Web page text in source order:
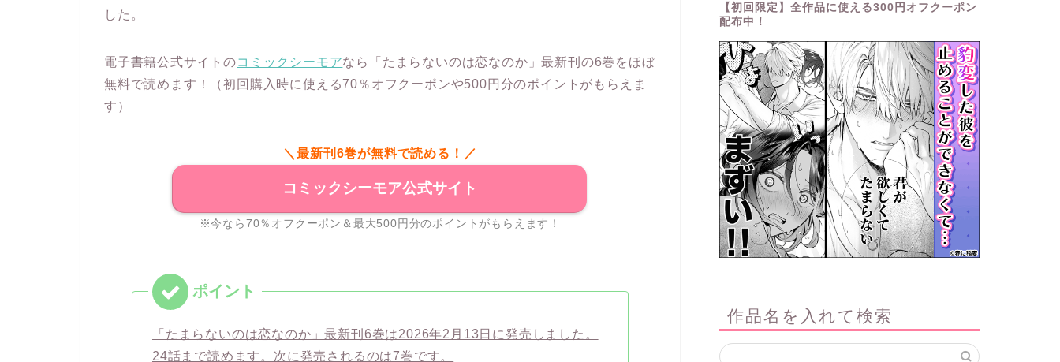
した。
電子書籍公式サイトのコミックシーモアなら「たまらないのは恋なのか」最新刊の6巻をほぼ
無料で読めます！（初回購入時に使える70％オフクーポンや500円分のポイントがもらえま
す）
＼最新刊6巻が無料で読める！／
コミックシーモア公式サイト
※今なら70％オフクーポン＆最大500円分のポイントがもらえます！
「たまらないのは恋なのか」最新刊6巻は2026年2月13日に発売しました。
24話まで読めます。次に発売されるのは7巻です。
【初回限定】全作品に使える300円オフクーポン
配布中！
作品名を入れて検索